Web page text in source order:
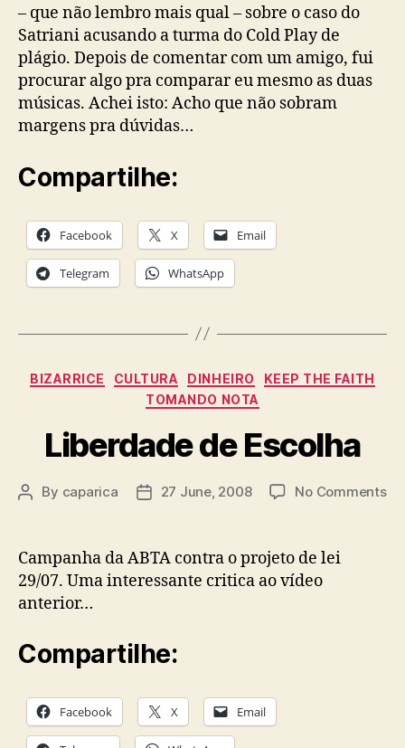
– que não lembro mais qual – sobre o caso do
Satriani acusando a turma do Cold Play de
plágio. Depois de comentar com um amigo, fui
procurar algo pra comparar eu mesmo as duas
músicas. Achei isto: Acho que não sobram
margens pra dúvidas…
Compartilhe:
Facebook X Email
Telegram WhatsApp
Categories
BIZARRICE CULTURA DINHEIRO
KEEP THE FAITH
TOMANDO NOTA
Liberdade de Escolha
Post
By caparica
Post27 June, 2008 No Commentson
Campanha da ABTA contra o projeto de lei
29/07. Uma interessante critica ao vídeo
anterior…
Compartilhe:
Facebook X Email